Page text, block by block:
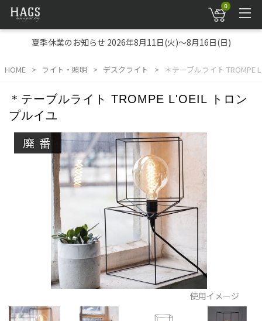
0
夏季休業のお知らせ 2026年8月11日(火)～8月16日(日)
HOME ライト・照明 デスクライト ＊テーブルライト TROMPE
＊テーブルライト TROMPE L'OEIL トロン
プルイユ
廃番
使用イメージ